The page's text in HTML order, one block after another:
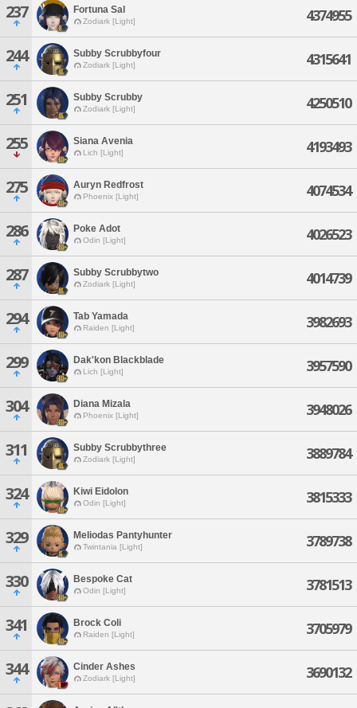
237 Fortuna Sal
Zodiark [Light] 4374955
244 Subby Scrubbyfour
Zodiark [Light] 4315641
251 Subby Scrubby
Zodiark [Light] 4250510
255 Siana Avenia
Lich [Light] 4193493
275 Auryn Redfrost
Phoenix [Light] 4074534
286 Poke Adot
Odin [Light] 4026523
287 Subby Scrubbytwo
Zodiark [Light] 4014739
294 Tab Yamada
Raiden [Light] 3982693
299 Dak'kon Blackblade
Lich [Light] 3957590
304 Diana Mizala
Phoenix [Light] 3948026
311 Subby Scrubbythree
Zodiark [Light] 3889784
324 Kiwi Eidolon
Odin [Light] 3815333
329 Meliodas Pantyhunter
Twintania [Light] 3789738
330 Bespoke Cat
Odin [Light] 3781513
341 Brock Coli
Raiden [Light] 3705979
344 Cinder Ashes
Zodiark [Light] 3690132